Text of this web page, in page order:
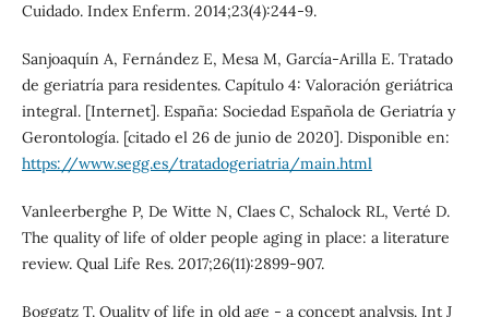
Cuidado. Index Enferm. 2014;23(4):244-9.
Sanjoaquín A, Fernández E, Mesa M, García-Arilla E. Tratado
de geriatría para residentes. Capítulo 4: Valoración geriátrica
integral. [Internet]. España: Sociedad Española de Geriatría y
Gerontología. [citado el 26 de junio de 2020]. Disponible en:
https://www.segg.es/tratadogeriatria/main.html
Vanleerberghe P, De Witte N, Claes C, Schalock RL, Verté D.
The quality of life of older people aging in place: a literature
review. Qual Life Res. 2017;26(11):2899-907.
Boggatz T. Quality of life in old age - a concept analysis. Int J